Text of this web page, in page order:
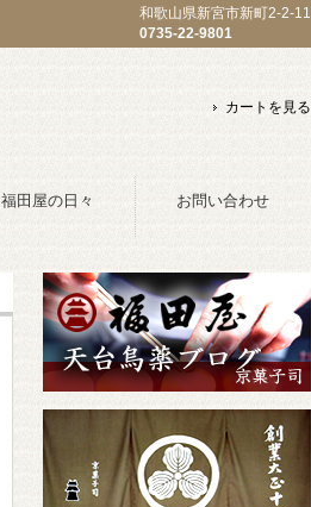
和歌山県新宮市新町2-2-11
0735-22-9801
カートを見る
福田屋の日々 お問い合わせ